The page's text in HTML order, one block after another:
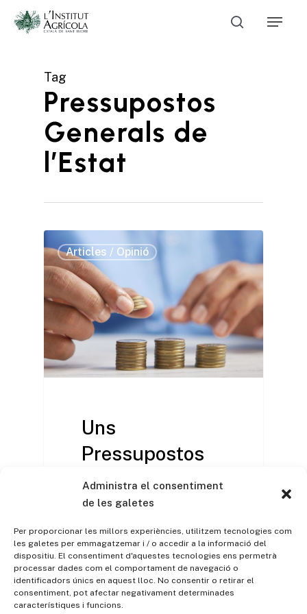
Administra el consentiment
de les galetes
Per proporcionar les millors experiències, utilitzem tecnologies com
les galetes per emmagatzemar i / o accedir a la informació del
dispositiu. El consentiment d'aquestes tecnologies ens permetrà
processar dades com el comportament de navegació o
identificadors únics en aquest lloc. No consentir o retirar el
consentiment, pot afectar negativament determinades
característiques i funcions.
Skip
Cerca
Menu
Tag
Pressupostos
Generals de
l’Estat
Articles / Opinió
Uns
Pressupostos
que enquistaran
la inflació
Per Javier Santacruz,
Economista i Analista
Financer Cap del Servei
d'Estudis de l'Institut
Agrícola Article…